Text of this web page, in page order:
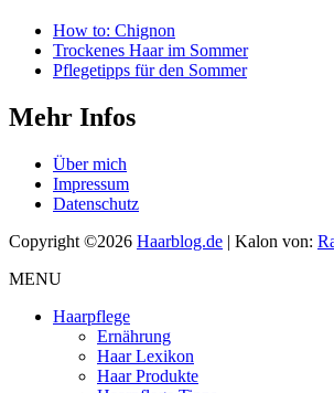
How to: Chignon
Trockenes Haar im Sommer
Pflegetipps für den Sommer
Mehr Infos
Über mich
Impressum
Datenschutz
Copyright ©2026 Haarblog.de | Kalon von:
MENU
Haarpflege
Ernährung
Haar Lexikon
Haar Produkte